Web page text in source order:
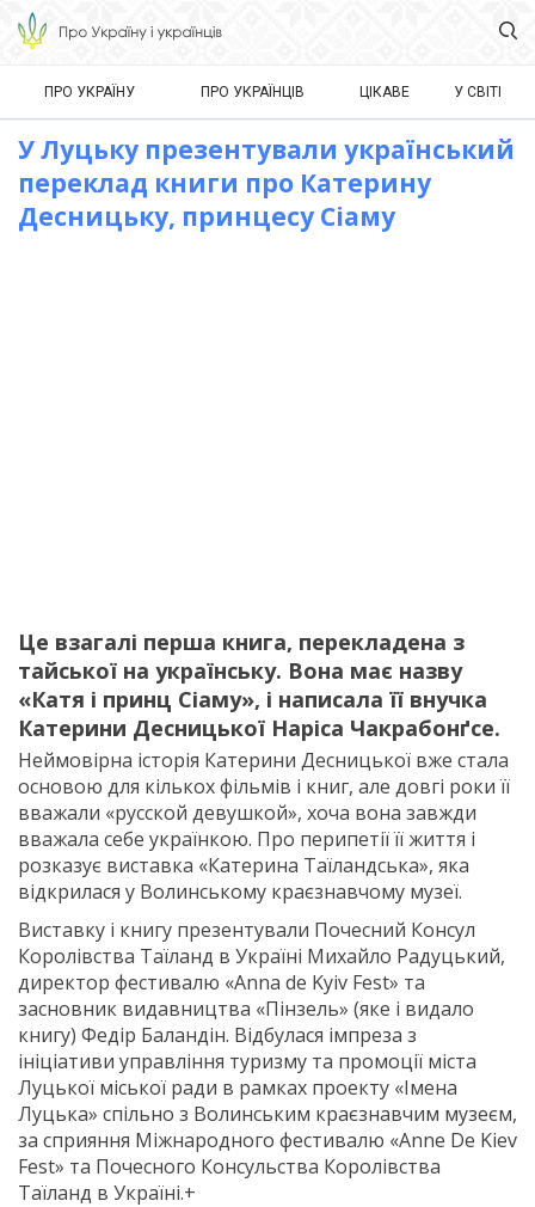
ПРО УКРАЇНУ ПРО УКРАЇНЦІВ ЦІКАВЕ У СВІТІ
У Луцьку презентували український
переклад книги про Катерину
Десницьку, принцесу Сіаму
Це взагалі перша книга, перекладена з
тайської на українську. Вона має назву
«Катя і принц Сіаму», і написала її внучка
Катерини Десницької Наріса Чакрабонґсе.
Неймовірна історія Катерини Десницької вже стала
основою для кількох фільмів і книг, але довгі роки її
вважали «русской девушкой», хоча вона завжди
вважала себе українкою. Про перипетії її життя і
розказує виставка «Катерина Таїландська», яка
відкрилася у Волинському краєзнавчому музеї.
Виставку і книгу презентували Почесний Консул
Королівства Таїланд в Україні Михайло Радуцький,
директор фестивалю «Anna de Kyiv Fest» та
засновник видавництва «Пінзель» (яке і видало
книгу) Федір Баландін. Відбулася імпреза з
ініціативи управління туризму та промоції міста
Луцької міської ради в рамках проекту «Імена
Луцька» спільно з Волинським краєзнавчим музеєм,
за сприяння Міжнародного фестивалю «Anne De Kiev
Fest» та Почесного Консульства Королівства
Таїланд в Україні.+